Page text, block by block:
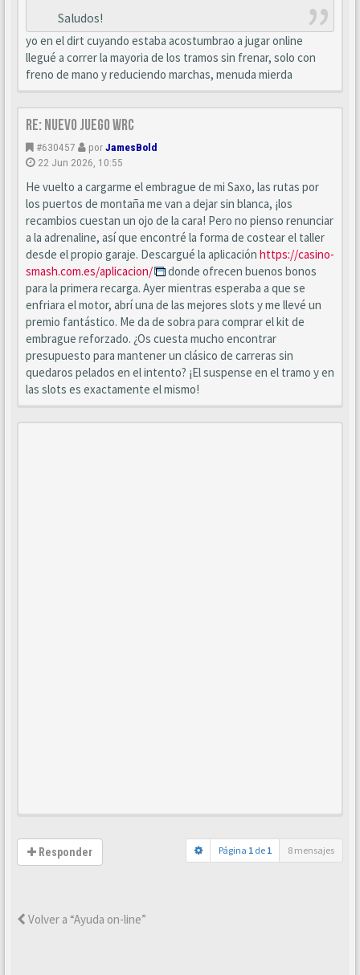
Saludos!
yo en el dirt cuyando estaba acostumbrao a jugar online
llegué a correr la mayoria de los tramos sin frenar, solo con
freno de mano y reduciendo marchas, menuda mierda
Re: Nuevo juego WRC
#630457 porJamesBold
22 Jun 2026, 10:55
He vuelto a cargarme el embrague de mi Saxo, las rutas por
los puertos de montaña me van a dejar sin blanca, ¡los
recambios cuestan un ojo de la cara! Pero no pienso renunciar
a la adrenaline, así que encontré la forma de costear el taller
desde el propio garaje. Descargué la aplicación https://casino-
smash.com.es/aplicacion/
donde ofrecen buenos bonos
para la primera recarga. Ayer mientras esperaba a que se
enfriara el motor, abrí una de las mejores slots y me llevé un
premio fantástico. Me da de sobra para comprar el kit de
embrague reforzado. ¿Os cuesta mucho encontrar
presupuesto para mantener un clásico de carreras sin
quedaros pelados en el intento? ¡El suspense en el tramo y en
las slots es exactamente el mismo!
Responder Página 1 de 1 8 mensajes
Volver a “Ayuda on-line”